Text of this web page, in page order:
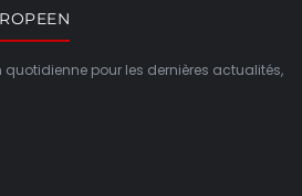
pour les dernières actualités,